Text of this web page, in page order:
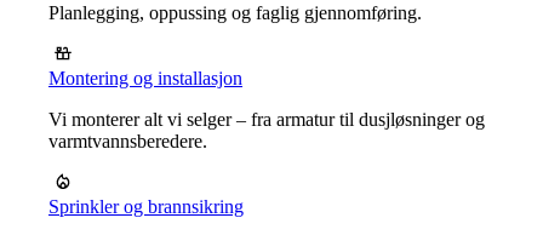
Planlegging, oppussing og faglig gjennomføring.
Montering og installasjon
Vi monterer alt vi selger – fra armatur til dusjløsninger og
varmtvannsberedere.
Sprinkler og brannsikring